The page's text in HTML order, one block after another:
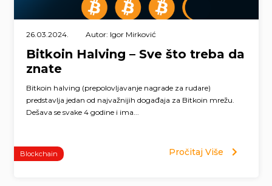
26.03.2024. Autor: Igor Mirković
Bitkoin Halving – Sve što treba da
znate
Bitkoin halving (prepolovljavanje nagrade za rudare)
predstavlja jedan od najvažnijih događaja za Bitkoin mrežu.
Dešava se svake 4 godine i ima...
Blockchain Pročitaj Više